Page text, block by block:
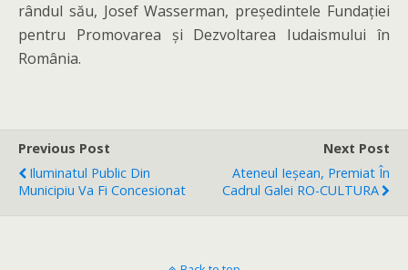
rândul său, Josef Wasserman, președintele Fundației
pentru Promovarea și Dezvoltarea Iudaismului în
România.
Previous Post
Iluminatul Public Din
Municipiu Va Fi Concesionat
Next Post
Ateneul Ieșean, Premiat În
Cadrul Galei RO-CULTURA